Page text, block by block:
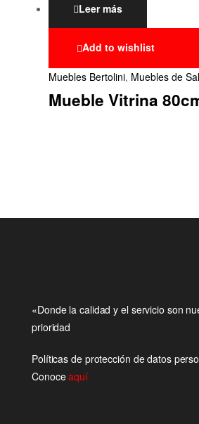
Leer más
Add to wishlist
Muebles Bertolini, Muebles de
Mueble Vitrina
«Donde la calidad y el servicio son
prioridad
Políticas de protección de datos
Conoceaquí